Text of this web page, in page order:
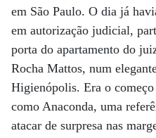
em São Paulo. O dia já
em autorização judicial,
porta do apartamento do
Rocha Mattos, num
Higienópolis. Era o
como Anaconda, uma
atacar de surpresa nas